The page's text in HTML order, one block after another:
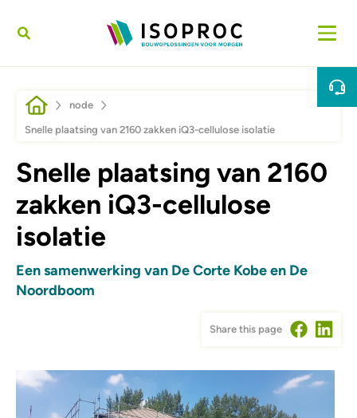
Breadcrumb
node
Snelle plaatsing van 2160 zakken iQ3-cellulose isolatie
Snelle plaatsing van 2160
zakken iQ3-cellulose
isolatie
Een samenwerking van De Corte Kobe en De
Noordboom
Share this page